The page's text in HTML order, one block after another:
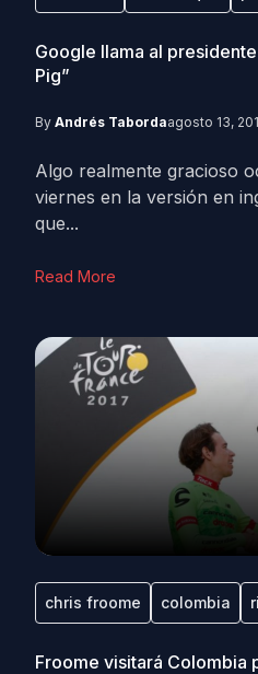
Google llama al
Pig”
By Andrés Tabordaagosto 13,
Algo realmente gracioso
viernes en la versión en
que...
Read More
chris froome colombia
Froome visitará Colombia